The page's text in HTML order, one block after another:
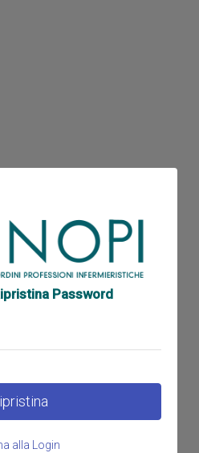
Password
alla Login